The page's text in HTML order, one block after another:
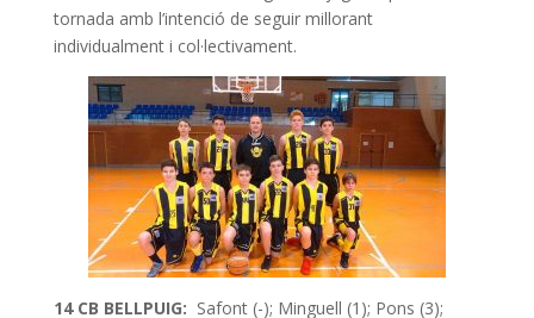
tornada amb l’intenció de seguir millorant
individualment i col·lectivament.
14 CB BELLPUIG: Safont (-); Minguell (1); Pons (3);